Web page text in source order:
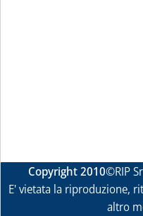
Copyright 2010©RIP
E' vietata la riproduzione,
altro